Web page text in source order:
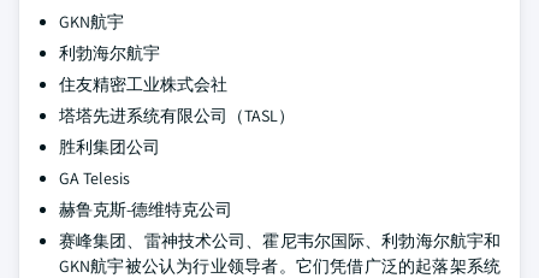
GKN航宇
利勃海尔航宇
住友精密工业株式会社
塔塔先进系统有限公司（TASL）
胜利集团公司
GA Telesis
赫鲁克斯-德维特克公司
赛峰集团、雷神技术公司、霍尼韦尔国际、利勃海尔航宇和
GKN航宇被公认为行业领导者。它们凭借广泛的起落架系统